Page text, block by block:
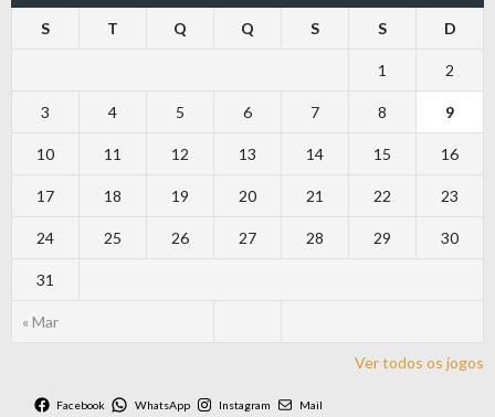
S T Q Q S S D
« Mar
1 2
3 4 5 6 7 8 9
10 11 12 13 14 15 16
17 18 19 20 21 22 23
24 25 26 27 28 29 30
31
Ver todos os jogos
Facebook WhatsApp Instagram Mail